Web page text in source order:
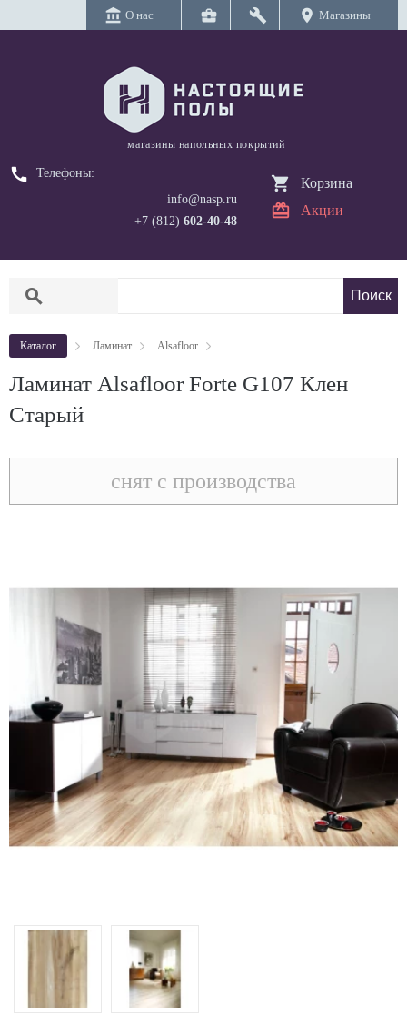
account_balance О нас business_center build location_on Магазины
магазины напольных покрытий
call
Телефоны:
info@nasp.ru
+7 (812) 602-40-48
Корзина
Акции
search
Каталог Ламинат Alsafloor
Ламинат Alsafloor Forte G107 Клен
Старый
снят с производства